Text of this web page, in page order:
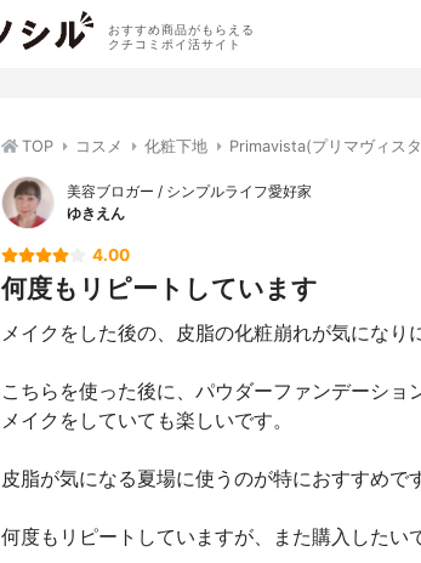
おすすめ商品がもらえる
クチコミポイ活サイト
TOP コスメ 化粧下地 Primavista(プリマヴィス
美容ブロガー / シンプルライフ愛好家
ゆきえん
4.00
何度もリピートしています
メイクをした後の、皮脂の化粧崩れが気になり
こちらを使った後に、パウダーファンデーショ
メイクをしていても楽しいです。
皮脂が気になる夏場に使うのが特におすすめです
何度もリピートしていますが、また購入したい